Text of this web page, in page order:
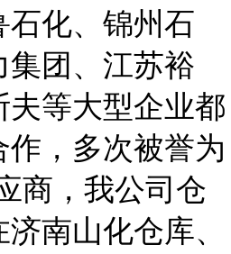
化、锦州石
团、江苏裕
夫等大型企业都
，多次被誉为
商，我公司仓
南山化仓库、